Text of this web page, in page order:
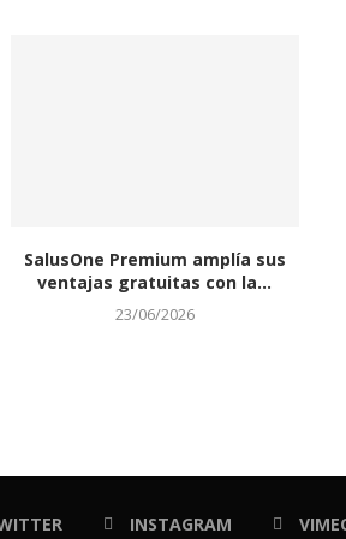
SalusOne Premium amplía sus
ventajas gratuitas con la...
23/06/2026
INSTAGRAM